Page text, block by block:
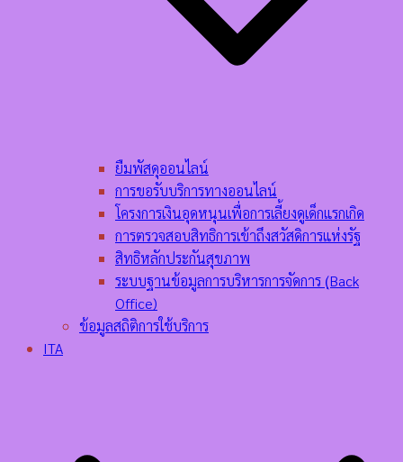
ยืมพัสดุออนไลน์
การขอรับบริการทางออนไลน์
โครงการเงินอุดหนุนเพื่อการเลี้ยงดูเด็กแรกเกิด
การตรวจสอบสิทธิการเข้าถึงสวัสดิการแห่งรัฐ
สิทธิหลักประกันสุขภาพ
ระบบฐานข้อมูลการบริหารการจัดการ (ฺBack
Office)
ข้อมูลสถิติการใช้บริการ
ITA